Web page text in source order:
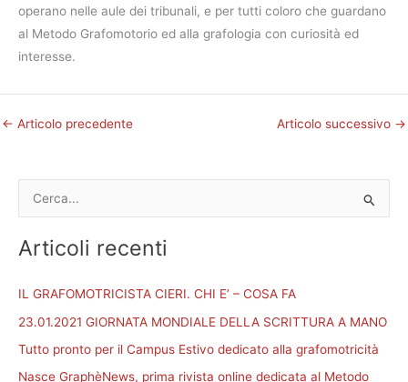
operano nelle aule dei tribunali, e per tutti coloro che guardano
al Metodo Grafomotorio ed alla grafologia con curiosità ed
interesse.
← Articolo precedente Articolo successivo →
r
a
:
Articoli recenti
IL GRAFOMOTRICISTA CIERI. CHI E’ – COSA FA
23.01.2021 GIORNATA MONDIALE DELLA SCRITTURA A MANO
Tutto pronto per il Campus Estivo dedicato alla grafomotricità
Nasce GraphèNews, prima rivista online dedicata al Metodo